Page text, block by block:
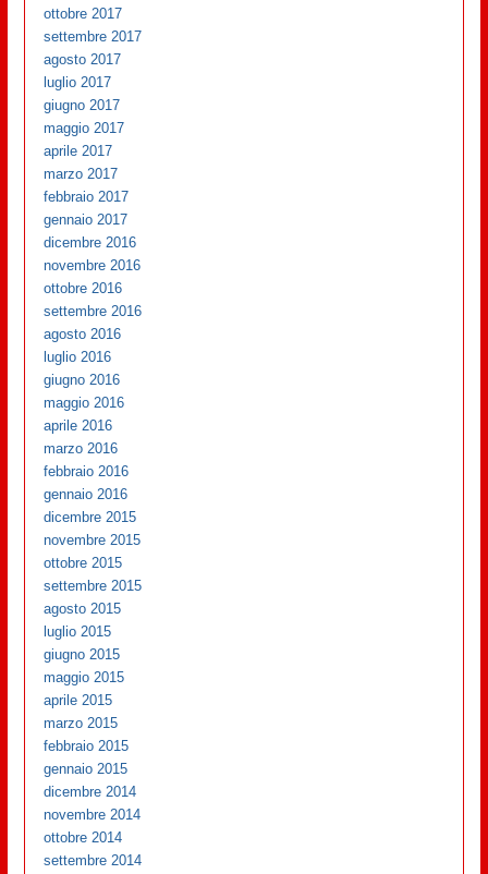
ottobre 2017
settembre 2017
agosto 2017
luglio 2017
giugno 2017
maggio 2017
aprile 2017
marzo 2017
febbraio 2017
gennaio 2017
dicembre 2016
novembre 2016
ottobre 2016
settembre 2016
agosto 2016
luglio 2016
giugno 2016
maggio 2016
aprile 2016
marzo 2016
febbraio 2016
gennaio 2016
dicembre 2015
novembre 2015
ottobre 2015
settembre 2015
agosto 2015
luglio 2015
giugno 2015
maggio 2015
aprile 2015
marzo 2015
febbraio 2015
gennaio 2015
dicembre 2014
novembre 2014
ottobre 2014
settembre 2014